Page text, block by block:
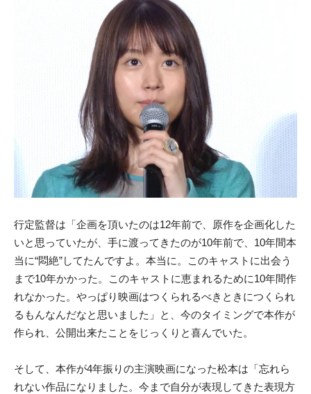
行定監督は「企画を頂いたのは12年前で、原作を企画化した
いと思っていたが、手に渡ってきたのが10年前で、10年間本
当に“悶絶”してたんですよ。本当に。このキャストに出会う
まで10年かかった。このキャストに恵まれるために10年間作
れなかった。やっぱり映画はつくられるべきときにつくられ
るもんなんだなと思いました」と、今のタイミングで本作が
作られ、公開出来たことをじっくりと喜んでいた。
そして、本作が4年振りの主演映画になった松本は「忘れら
れない作品になりました。今まで自分が表現してきた表現方